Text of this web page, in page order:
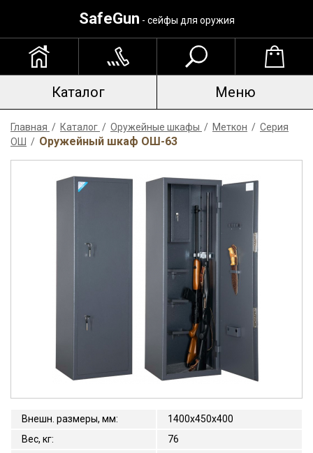
SafeGun - сейфы для оружия
Каталог Меню
Главная / Каталог / Оружейные шкафы / Меткон / Серия
ОШ
/ Оружейный шкаф ОШ-63
Внешн. размеры, мм:
1400x450x400
Вес, кг:
76